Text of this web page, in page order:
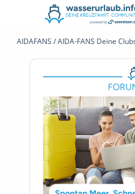
AIDAFANS / AIDA-FANS Deine